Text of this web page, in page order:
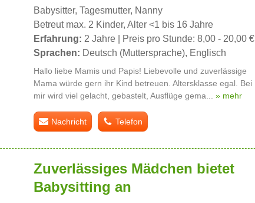
Babysitter, Tagesmutter, Nanny
Betreut max. 2 Kinder, Alter <1 bis 16 Jahre
Erfahrung: 2 Jahre | Preis pro Stunde: 8,00 - 20,00 €
Sprachen: Deutsch (Muttersprache), Englisch
Hallo liebe Mamis und Papis! Liebevolle und zuverlässige
Mama würde gern ihr Kind betreuen. Altersklasse egal. Bei
mir wird viel gelacht, gebastelt, Ausflüge gema... » mehr
Nachricht Telefon
Zuverlässiges Mädchen bietet
Babysitting an